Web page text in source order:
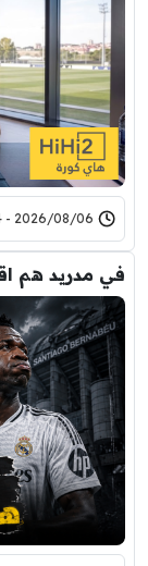
2026/08/06 - 18:54
في مدريد هم